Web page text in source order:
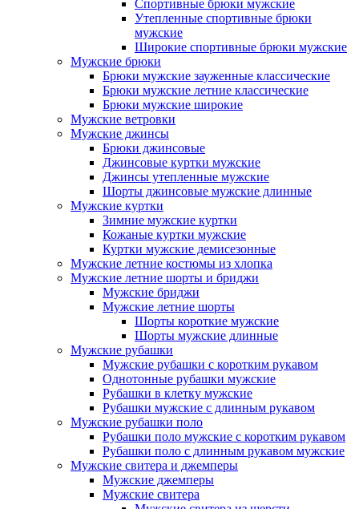
Спортивные брюки мужские
Утепленные спортивные брюки
мужские
Широкие спортивные брюки мужские
Мужские брюки
Брюки мужские зауженные классические
Брюки мужские летние классические
Брюки мужские широкие
Мужские ветровки
Мужские джинсы
Брюки джинсовые
Джинсовые куртки мужские
Джинсы утепленные мужские
Шорты джинсовые мужские длинные
Мужские куртки
Зимние мужские куртки
Кожаные куртки мужские
Куртки мужские демисезонные
Мужские летние костюмы из хлопка
Мужские летние шорты и бриджи
Мужские бриджи
Мужские летние шорты
Шорты короткие мужские
Шорты мужские длинные
Мужские рубашки
Мужские рубашки с коротким рукавом
Однотонные рубашки мужские
Рубашки в клетку мужские
Рубашки мужские с длинным рукавом
Мужские рубашки поло
Рубашки поло мужские с коротким рукавом
Рубашки поло с длинным рукавом мужские
Мужские свитера и джемперы
Мужские джемперы
Мужские свитера